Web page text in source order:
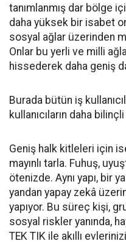
tanımlanmış dar bölge
daha yüksek bir isabet
sosyal ağlar üzerinden
Onlar bu yerli ve milli
hissederek daha geniş
Burada bütün iş
kullanıcıların daha
Geniş halk kitleleri için
mayınlı tarla. Fuhuş,
ötenizde. Aynı yapı, bir
yandan yapay zekâ
yapıyor. Bu süreç kişi,
sosyal riskler yanında,
TEK TIK ile akıllı